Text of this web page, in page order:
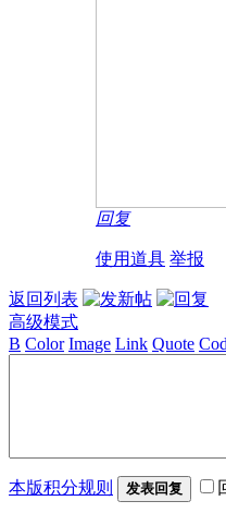
回复
使用道具 举报
返回列表
高级模式
B Color Image Link Quote
本版积分规则 发表回复